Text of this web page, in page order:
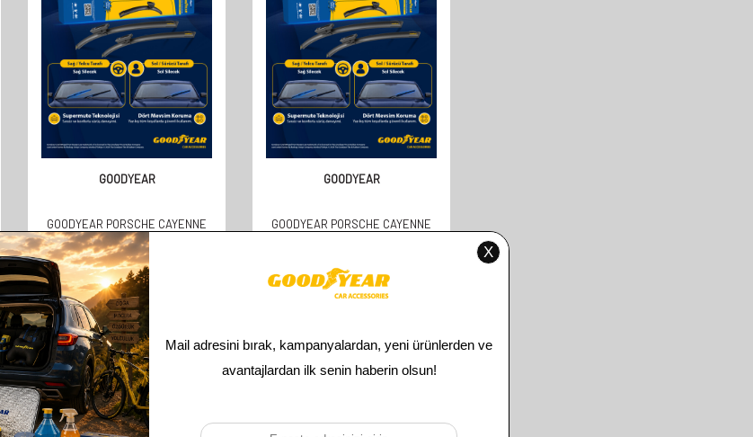
GOODYEAR
GOODYEAR PORSCHE CAYENNE
2002 VE SONRASI YILLAR
UYUMLU SUPERMUTE 2'LI MUZ
SILECEK TAKIMI 650MM 650MM
610,00TL
305,00TL
GOODYEAR
GOODYEAR PORSCHE CAYENNE
(650MM+650MM)
610,00TL
305,00TL
ürün bulunmaktadır.